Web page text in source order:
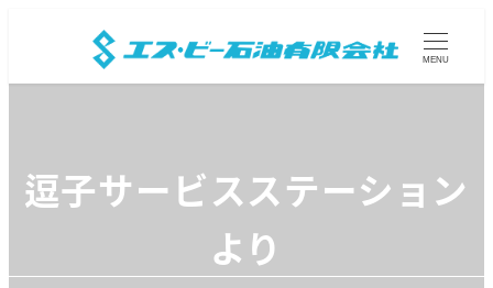
MENU
逗子サービスステーション
より